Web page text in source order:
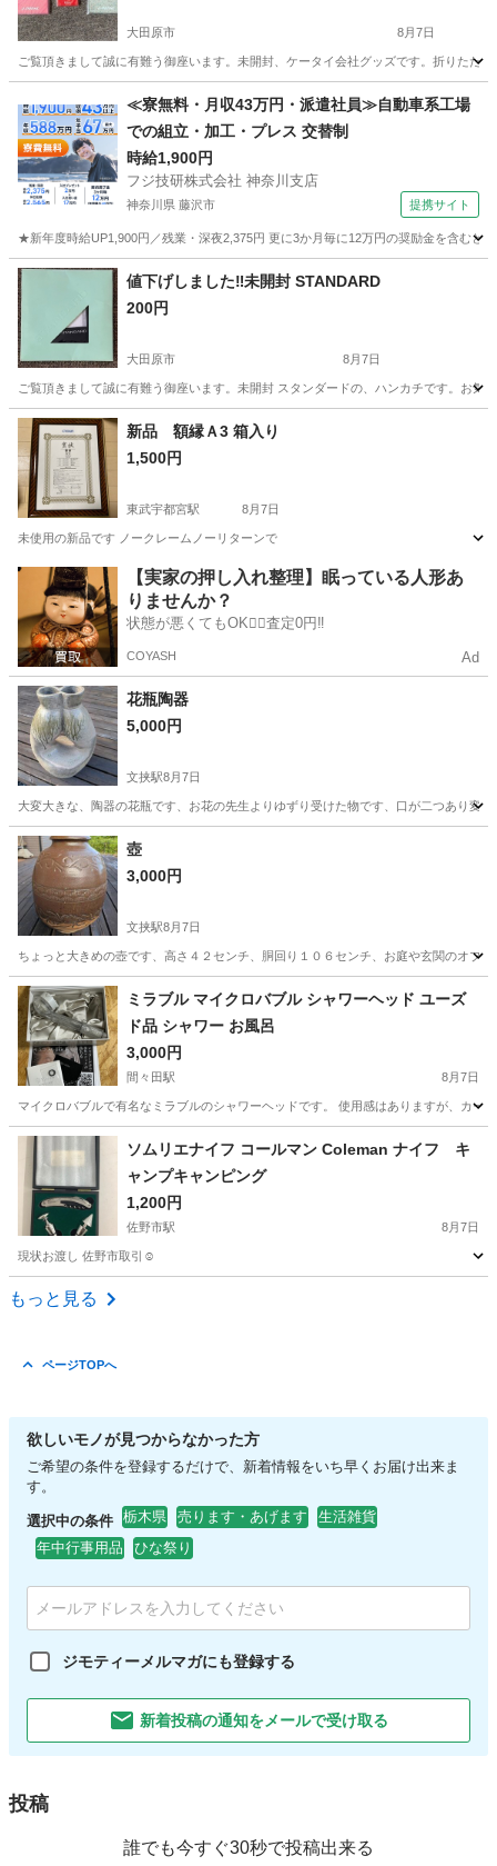
大田原市 8月7日
ご覧頂きまして誠に有難う御座います。未開封、ケータイ会社グッズです。折りたた
生活雑貨 会社
≪寮無料・月収43万円・派遣社員≫自動車系工場
での組立・加工・プレス 交替制
時給1,900円
フジ技研株式会社 神奈川支店
神奈川県 藤沢市 提携サイト
★新年度時給UP1,900円／残業・深夜2,375円 更に3か月毎に12万円の奨励金を含む
神奈川 藤沢市 その他
値下げしました‼️未開封 STANDARD
200円
大田原市 8月7日
ご覧頂きまして誠に有難う御座います。未開封 スタンダードの、ハンカチです。お
栃木 大田原市 生活雑貨 場所
新品 額縁Ａ3 箱入り
1,500円
東武宇都宮駅 8月7日
未使用の新品です ノークレームノーリターンで
栃木 宇都宮市 東武宇都宮駅 その他 額縁
【実家の押し入れ整理】眠っている人形あ
りませんか？
状態が悪くてもOK🙆‍♀️査定0円‼️
COYASH Ad
花瓶陶器
5,000円
文挟駅8月7日
大変大きな、陶器の花瓶です、お花の先生よりゆずり受けた物です、口が二つあり変
栃木 日光市 文挟駅
壺
3,000円
文挟駅8月7日
ちょっと大きめの壺です、高さ４２センチ、胴回り１０６センチ、お庭や玄関のオブ
栃木 日光市 文挟駅 家庭用品
ミラブル マイクロバブル シャワーヘッド ユーズ
ド品 シャワー お風呂
3,000円
間々田駅 8月7日
マイクロバブルで有名なミラブルのシャワーヘッドです。 使用感はありますが、カ
栃木 小山市 間々田駅 家庭用品
ソムリエナイフ コールマン Coleman ナイフ キ
ャンプキャンピング
1,200円
佐野市駅 8月7日
現状お渡し 佐野市取引☺︎
栃木 佐野市
もっと見る
ページTOPへ
欲しいモノが見つからなかった方
ご希望の条件を登録するだけで、新着情報をいち早くお届け出来ま
す。
選択中の条件 栃木県 売ります・あげます
生活雑貨
年中行事用品
ひな祭り
ジモティーメルマガにも登録する
新着投稿の通知をメールで受け取る
投稿
誰でも今すぐ30秒で投稿出来る